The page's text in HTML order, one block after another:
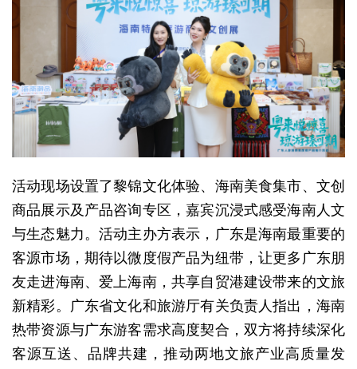
活动现场设置了黎锦文化体验、海南美食集市、文创
商品展示及产品咨询专区，嘉宾沉浸式感受海南人文
与生态魅力。活动主办方表示，广东是海南最重要的
客源市场，期待以微度假产品为纽带，让更多广东朋
友走进海南、爱上海南，共享自贸港建设带来的文旅
新精彩。广东省文化和旅游厅有关负责人指出，海南
热带资源与广东游客需求高度契合，双方将持续深化
客源互送、品牌共建，推动两地文旅产业高质量发